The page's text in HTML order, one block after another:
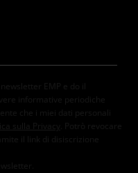
EMP e do il
informative periodiche
che i miei dati personali
sulla Privacy
. Potrò revocare
il link di disiscrizione